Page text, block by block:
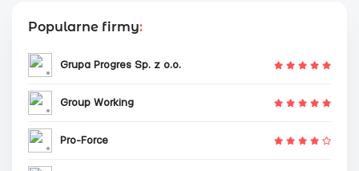
Popularne firmy:
Grupa Progres Sp. z o.o.
Group Working
Pro-Force